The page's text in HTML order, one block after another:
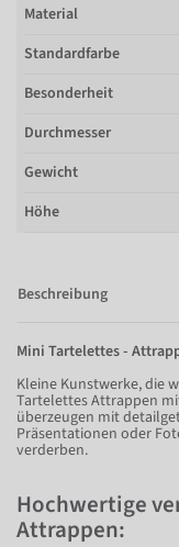
Material
Standardfarbe
Besonderheit
Durchmesser
Gewicht
Höhe
Beschreibung
Mini Tartelettes -
Kleine Kunstwerke, die
Tartelettes Attrappen
überzeugen mit
Präsentationen oder
verderben.
Hochwertige
Attrappen: